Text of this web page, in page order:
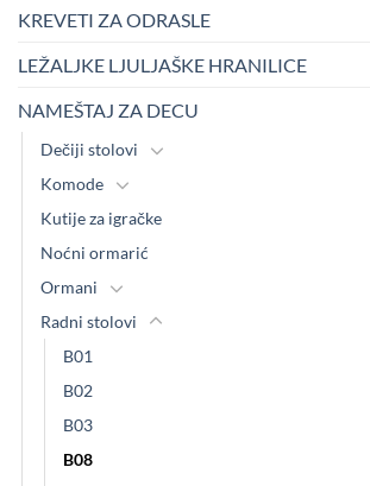
KREVETI ZA ODRASLE
LEŽALJKE LJULJAŠKE HRANILICE
NAMEŠTAJ ZA DECU
Dečiji stolovi
Komode
Kutije za igračke
Noćni ormarić
Ormani
Radni stolovi
B01
B02
B03
B08